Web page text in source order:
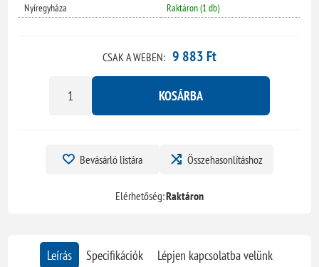
Nyíregyháza
Raktáron (1 db)
CSAK A WEBEN: 9 883 Ft
KOSÁRBA
Bevásárló listára Összehasonlításhoz
Elérhetőség:Raktáron
Leírás Specifikációk Lépjen kapcsolatba velünk